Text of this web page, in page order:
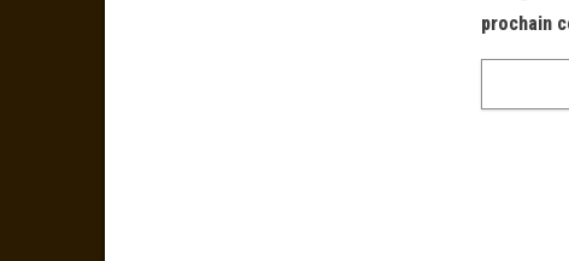
prochain